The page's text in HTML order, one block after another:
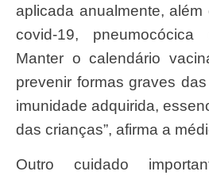
aplicada anualmente,
covid-19, pneumocócica
Manter o calendário
prevenir formas graves
imunidade adquirida,
das crianças”, afirma a
Outro cuidado